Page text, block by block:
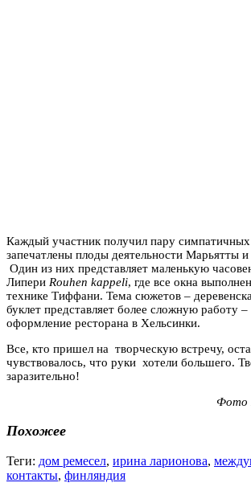
Каждый участник получил пару симпатичных
запечатлены плоды деятельности Марьятты
Один из них представляет маленькую
Липери Rouhen kappeli, где все окна
технике Тиффани. Тема сюжетов –
буклет представляет более сложную работу –
оформление ресторана в Хельсинки.
Все, кто пришел на творческую встречу,
чувствовалось, что руки хотели большего.
заразительно!
Фото
Похожее
Теги: дом ремесел, ирина ларионова,
контакты, финляндия